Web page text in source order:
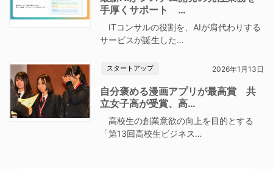
手厚くサポート …
ITコンサルの役割を、AIが肩代わりする
サービスが誕生した…
スタートアップ 2026年1月13日
自分褒める漫画アプリが最高賞 共
立女子高が受賞、高…
高校生の創業意欲の向上を目的とする
「第13回高校生ビジネス…